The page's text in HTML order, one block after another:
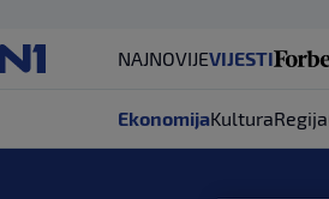
NAJNOVIJEVIJESTI
EkonomijaKulturaRegija